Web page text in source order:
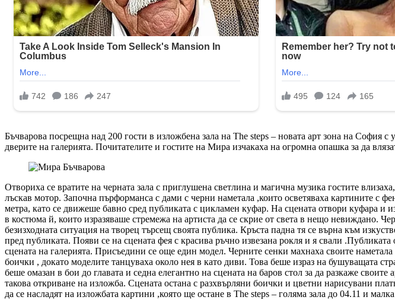
Бъчварова посрещна над 200 гости в изложбена зала на The steps – новата арт зона на София
дверите на галерията. Почитателите и гостите на Мира изчакаха на огромна опашка за да
Отвориха се вратите на черната зала с приглушена светлина и магична музика гостите
лъскав мотор. Започна пърформанса с дами с черни наметала ,които осветяваха картините
метра, като се движеше бавно сред публиката с цикламен куфар. На сцената отвори куфара
в костюма й, които изразяваше стремежа на артиста да се скрие от света в нещо невиждано.
безизходната ситуация на творец търсещ своята публика. Кръста падна тя се върна към
пред публиката. Появи се на сцената фея с красива ръчно извезана рокля и я свали
сцената на галерията. Присъедини се още един модел. Черните сенки махнаха своите
боички , докато моделите танцуваха около нея в като диви. Това беше израз на бушуващата
беше омазан в бои до главата и седна елегантно на сцената на баров стол за да разкаже
такова откриване на изложба. Сцената остана с разхвърляни боички и цветни нарисувани
да се насладят на изложбата картини ,която ще остане в The steps – голяма зала до 04.11 и